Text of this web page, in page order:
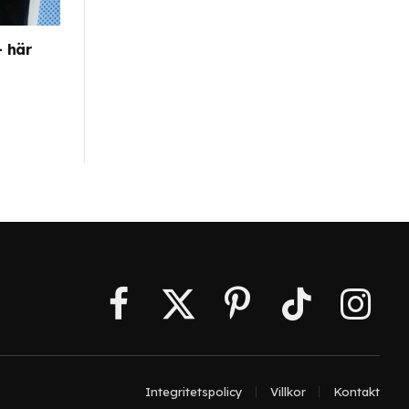
här
FacebookX
Pinterest TikTok
Integritetspolicy Villkor Kontakt